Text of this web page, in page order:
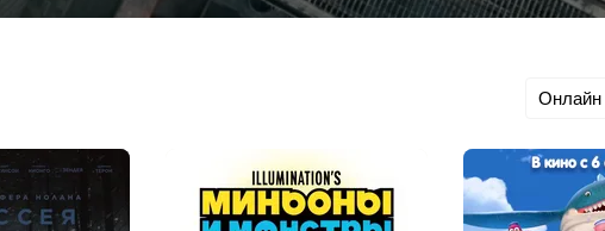
Онлайн